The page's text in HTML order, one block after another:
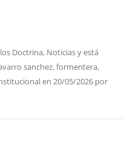
Doctrina, Noticiasy está
sanchez,formentera,
en 20/05/2026 por